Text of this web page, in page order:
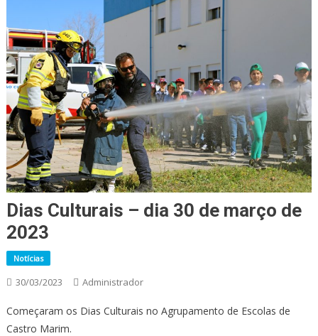
Dias Culturais – dia 30 de março de
2023
Notícias
30/03/2023 Administrador
Começaram os Dias Culturais no Agrupamento de Escolas de
Castro Marim.